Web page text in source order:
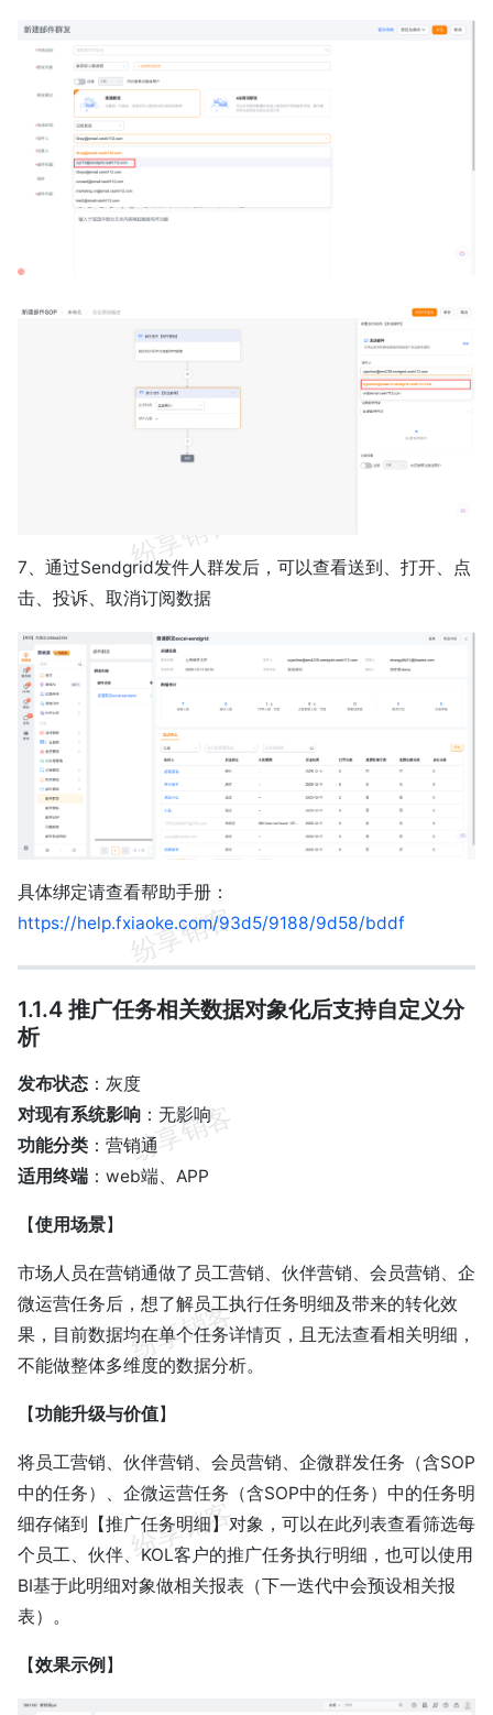
7、通过Sendgrid发件人群发后，可以查看送到、打开、点
击、投诉、取消订阅数据
具体绑定请查看帮助手册：
https://help.fxiaoke.com/93d5/9188/9d58/bddf
1.1.4 推广任务相关数据对象化后支持自定义分
析
发布状态 ：灰度
对现有系统影响 ：无影响
功能分类 ：营销通
适用终端 ：web端、APP
【使用场景】
市场人员在营销通做了员工营销、伙伴营销、会员营销、企
微运营任务后，想了解员工执行任务明细及带来的转化效
果，目前数据均在单个任务详情页，且无法查看相关明细，
不能做整体多维度的数据分析。
【功能升级与价值】
将员工营销、伙伴营销、会员营销、企微群发任务（含SOP
中的任务）、企微运营任务（含SOP中的任务）中的任务明
细存储到【推广任务明细】对象，可以在此列表查看筛选每
个员工、伙伴、KOL客户的推广任务执行明细，也可以使用
BI基于此明细对象做相关报表（下一迭代中会预设相关报
表）。
【效果示例 】